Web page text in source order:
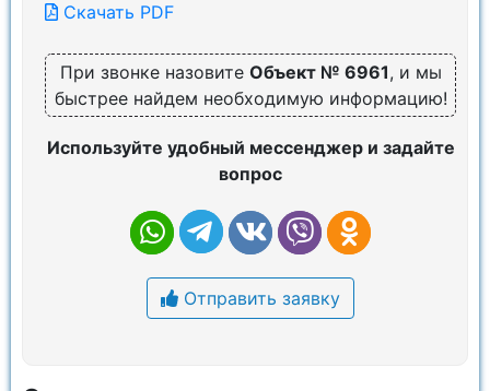
Скачать PDF
При звонке назовите Объект № 6961, и мы
быстрее найдем необходимую информацию!
Используйте удобный мессенджер и задайте
вопрос
Отправить заявку